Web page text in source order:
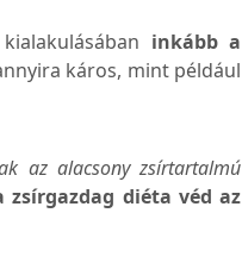
inkább a
káros, mint például
az alacsony zsírtartalmú
zsírgazdag diéta véd az